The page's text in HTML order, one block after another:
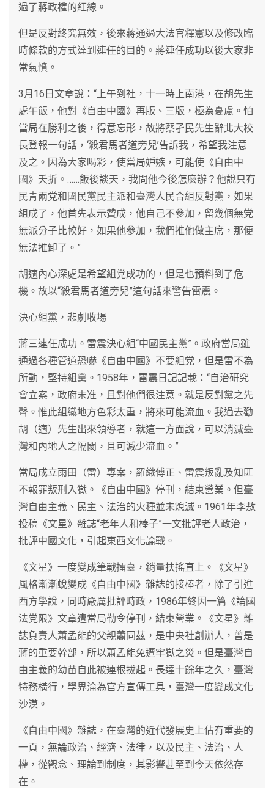
過了蔣政權的紅線。
但是反對終究無效，後來蔣通過大法官釋憲以及修改臨
時條款的方式達到連任的目的。蔣連任成功以後大家非
常氣憤。
3月16日文章說：“上午到社，十一時上南港，在胡先生
處午飯，他對《自由中國》再版、三版，極為憂慮。怕
當局在勝利之後，得意忘形，故將蔡孑民先生辭北大校
長登報一句話，‘殺君馬者道旁兒’告訴我，希望我注意
及之。因為大家喝彩，使當局妒嫉，可能使《自由中
國》夭折。……飯後談天，我問他今後怎麼辦？他說只有
民青兩党和國民黨民主派和臺灣人民合組反對黨，如果
組成了，他首先表示贊成，他自己不參加，留幾個無党
無派分子比較好，如果他參加，我們推他做主席，那便
無法推卸了。”
胡適內心深處是希望組党成功的，但是也預料到了危
機。故以“殺君馬者道旁兒”這句話來警告雷震。
決心組黨，悲劇收場
蔣三連任成功。雷震決心組“中國民主黨”。政府當局雖
通過各種管道恐嚇《自由中國》不要組党，但是雷不為
所動，堅持組黨。1958年，雷震日記記載：“自治研究
會立案，政府未准，且對他們很注意。就是反對黨之先
聲。惟此組織地方色彩太重，將來可能流血。我過去勸
胡（適）先生出來領導者，就這一方面說，可以消滅臺
灣和內地人之隔閡，且可減少流血。”
當局成立雨田（雷）專案，羅織傅正、雷震叛亂及知匪
不報罪叛刑入獄。《自由中國》停刊，結束營業。但臺
灣自由主義、民主、法治的火種並未熄滅。1961年李敖
投稿《文星》雜誌“老年人和棒子”一文批評老人政治，
批評中國文化，引起東西文化論戰。
《文星》一度變成筆戰擂臺，銷量扶搖直上。《文星》
風格漸漸蛻變成《自由中國》雜誌的接棒者，除了引進
西方學說，同時嚴厲批評時政，1986年終因一篇《論國
法党限》文章遭當局勒令停刊，結束營業。《文星》雜
誌負責人蕭孟能的父親蕭同茲，是中央社創辦人，曾是
蔣的重要幹部，所以蕭孟能免遭牢獄之災。但是臺灣自
由主義的幼苗自此被連根拔起。長達十餘年之久，臺灣
特務橫行，學界淪為官方宣傳工具，臺灣一度變成文化
沙漠。
《自由中國》雜誌，在臺灣的近代發展史上佔有重要的
一頁，無論政治、經濟、法律，以及民主、法治、人
權，從觀念、理論到制度，其影響甚至到今天依然存
在。